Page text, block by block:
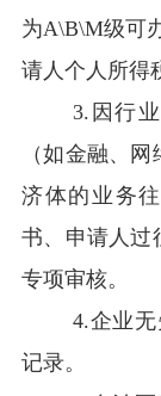
为A\B\M级可
请人个人所得
3. 因行
（如金融、
济体的业务
书、申请人过
专项审核。
4.企业
记录。